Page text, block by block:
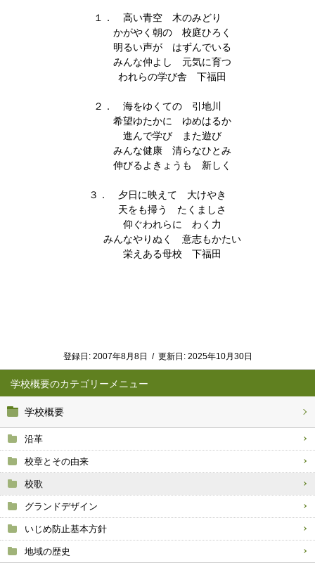
学校概要
学校概要
沿革
校章とその由来
校歌
グランドデザイン
いじめ防止基本方針
地域の歴史
１． 高い青空 木のみどり
かがやく朝の 校庭ひろく
明るい声が はずんでいる
みんな仲よし 元気に育つ
われらの学び舎 下福田
２． 海をゆくての 引地川
希望ゆたかに ゆめはるか
進んで学び また遊び
みんな健康 清らなひとみ
伸びるよきょうも 新しく
３． 夕日に映えて 大けやき
天をも掃う たくましさ
仰ぐわれらに わく力
みんなやりぬく 意志もかたい
栄えある母校 下福田
登録日: 2007年8月8日 / 更新日: 2025年10月30日